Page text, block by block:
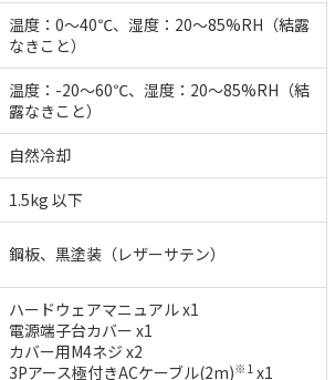
温度：0～40℃、湿度：20～85%RH（結露
なきこと）
温度：-20～60℃、湿度：20～85%RH（結
露なきこと）
自然冷却
1.5kg 以下
鋼板、黒塗装（レザーサテン）
ハードウェアマニュアル x1
電源端子台カバー x1
カバー用M4ネジ x2
3Pアース極付きACケーブル(2m)※1 x1